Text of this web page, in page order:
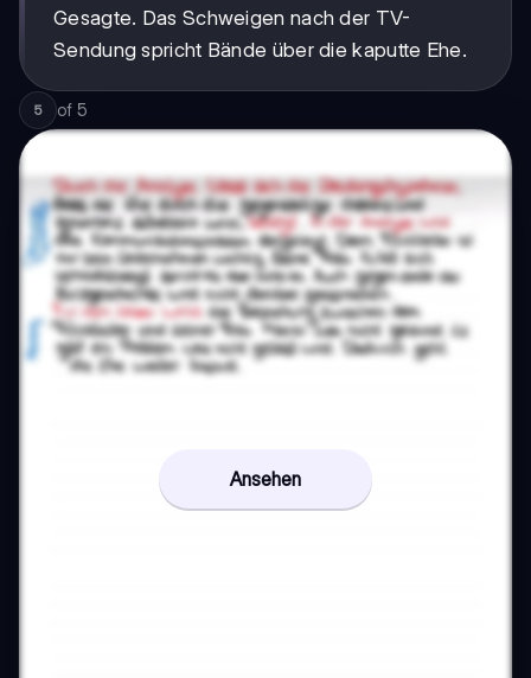
Gesagte. Das Schweigen nach der TV-
Sendung spricht Bände über die kaputte Ehe.
5 of 5
Ansehen